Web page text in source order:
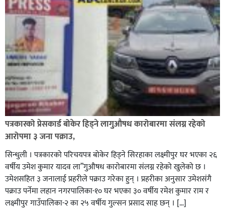
पत्रकारको प्रेसकार्ड बोकेर हिड्ने लागुऔषध कारोबारमा संलग्न रहेको
आरोपमा ३ जना पक्राउ,
सिन्धुली । पत्रकारको परिचयपत्र बोकेर हिड्ने सिरहाका लक्ष्मीपुर घर भएका २६
वर्षीय उमेश कुमार यादव ला”गुऔषध कारोबारमा संलग्न रहेको खुलेको छ ।
उमेशसहित ३ जनालाई प्रहरीले पक्राउ गरेका हुन् । प्रहरीका अनुसार उमेशसंगै
पक्राउ पर्नेमा लहान नगरपालिका-१० घर भएका ३० वर्षीय रमेश कुमार राम र
लक्ष्मीपुर गाउँपालिका-२ का २५ वर्षीय गुल्सन प्रसाद साह छन् । […]